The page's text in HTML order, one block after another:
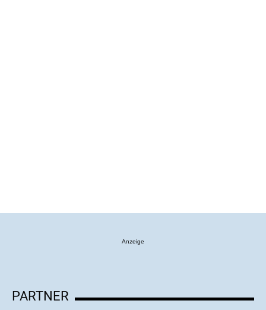
Anzeige
PARTNER